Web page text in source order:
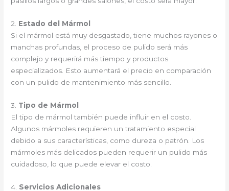
2. Estado del Mármol
Si el mármol está muy desgastado, tiene muchos rayones o
manchas profundas, el proceso de pulido será más
complejo y requerirá más tiempo y productos
especializados. Esto aumentará el precio en comparación
con un pulido de mantenimiento más sencillo.
3. Tipo de Mármol
El tipo de mármol también puede influir en el costo.
Algunos mármoles requieren un tratamiento especial
debido a sus características, como dureza o patrón. Los
mármoles más delicados pueden requerir un pulido más
cuidadoso, lo que puede elevar el costo.
4. Servicios Adicionales